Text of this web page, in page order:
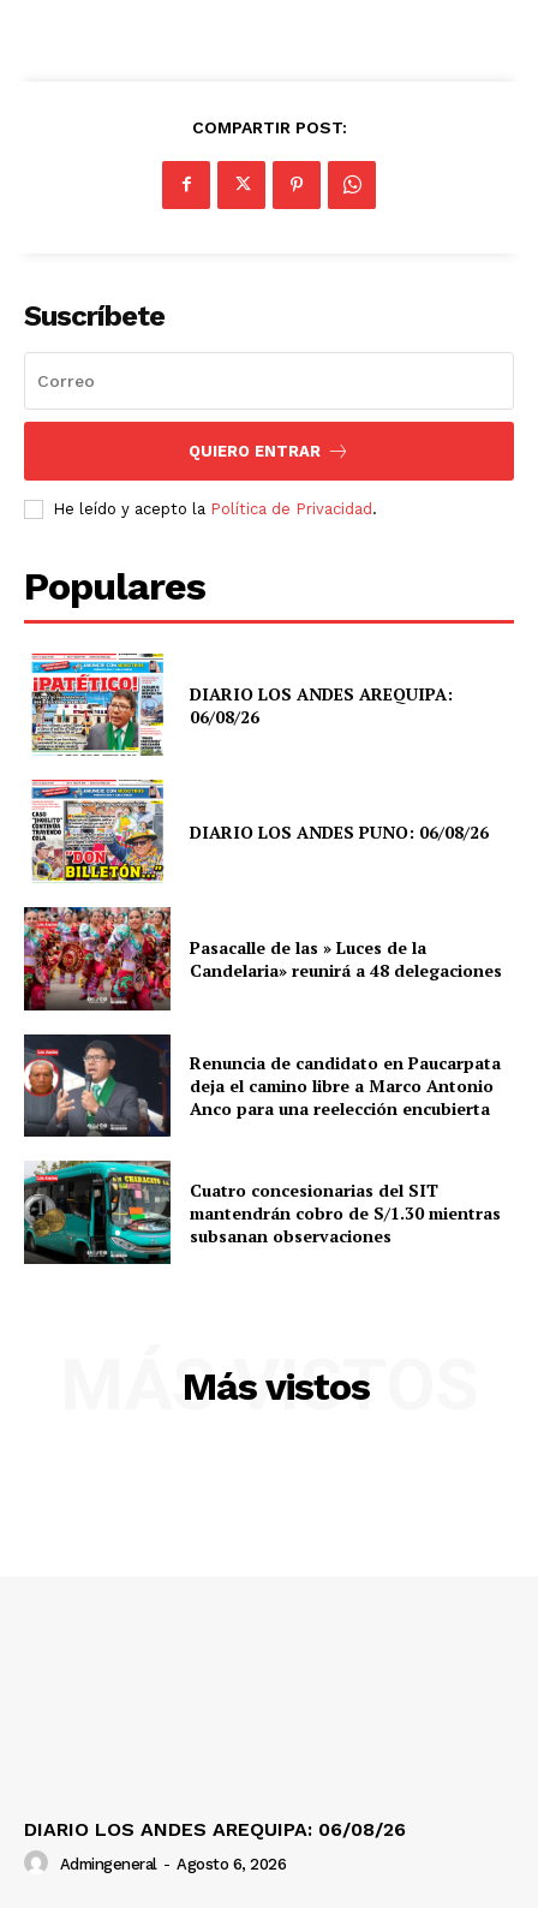
Diario los Andes
Nosotros
Prensa
COMPARTIR POST:
Suscríbete
QUIERO ENTRAR
He leído y acepto la Política de Privacidad.
Populares
DIARIO LOS ANDES AREQUIPA:
06/08/26
DIARIO LOS ANDES PUNO: 06/08/26
Pasacalle de las » Luces de la
Candelaria» reunirá a 48 delegaciones
Renuncia de candidato en Paucarpata
deja el camino libre a Marco Antonio
Anco para una reelección encubierta
Cuatro concesionarias del SIT
mantendrán cobro de S/1.30 mientras
subsanan observaciones
Más vistos
MÁS VISTOS
DIARIO LOS ANDES AREQUIPA: 06/08/26
Admingeneral - Agosto 6, 2026